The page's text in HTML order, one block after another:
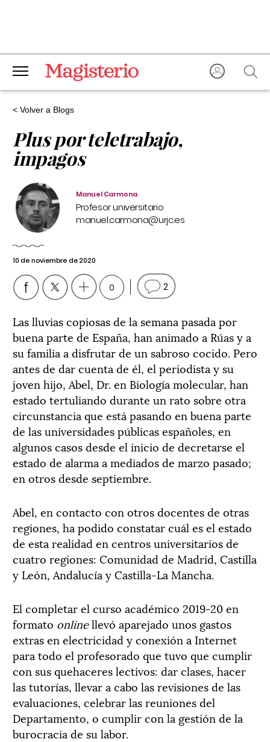
< Volver a Blogs
Plus por teletrabajo,
impagos
Manuel Carmona
Profesor universitario
manuel.carmona@urjc.es
10 de noviembre de 2020
0 2
Las lluvias copiosas de la semana pasada por
buena parte de España, han animado a Rúas y a
su familia a disfrutar de un sabroso cocido. Pero
antes de dar cuenta de él, el periodista y su
joven hijo, Abel, Dr. en Biología molecular, han
estado tertuliando durante un rato sobre otra
circunstancia que está pasando en buena parte
de las universidades públicas españoles, en
algunos casos desde el inicio de decretarse el
estado de alarma a mediados de marzo pasado;
en otros desde septiembre.
Abel, en contacto con otros docentes de otras
regiones, ha podido constatar cuál es el estado
de esta realidad en centros universitarios de
cuatro regiones: Comunidad de Madrid, Castilla
y León, Andalucía y Castilla-La Mancha.
El completar el curso académico 2019-20 en
formato onlinellevó aparejado unos gastos
extras en electricidad y conexión a Internet
para todo el profesorado que tuvo que cumplir
con sus quehaceres lectivos: dar clases, hacer
las tutorías, llevar a cabo las revisiones de las
evaluaciones, celebrar las reuniones del
Departamento, o cumplir con la gestión de la
burocracia de su labor.